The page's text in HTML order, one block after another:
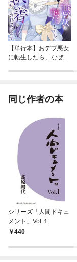
【単行本】おデブ悪女
に転生したら、なぜか
同じ作者の本
シリーズ「人間ドキュ
メント」Vol.１
440